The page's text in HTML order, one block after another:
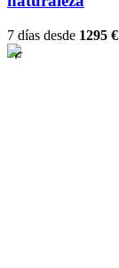
7 días desde 1295 €